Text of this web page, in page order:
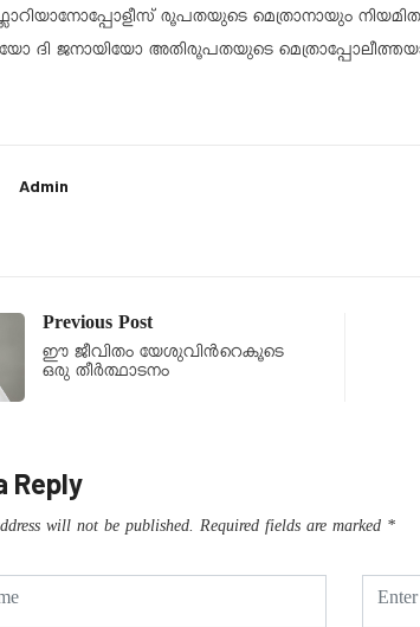
രൂപതയുടെ മെത്രാനായും
ദി ജനായിയോ അതിരൂപതയുടെ
Admin
Previous Post
ഈ ജീവിതം യേശുവിന്‍റെകൂടെ
ഒരു തീര്‍ത്ഥാടനം
Reply
will not be published. Required fields are marked *